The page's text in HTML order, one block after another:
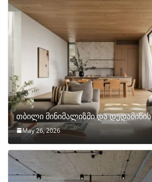
თბილი მინიმალიზმი და
May 26, 2026